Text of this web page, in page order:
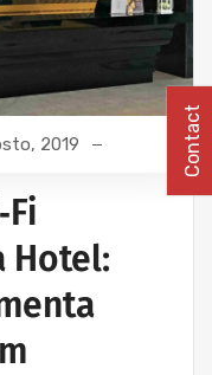
2019
Hotel:
Contact